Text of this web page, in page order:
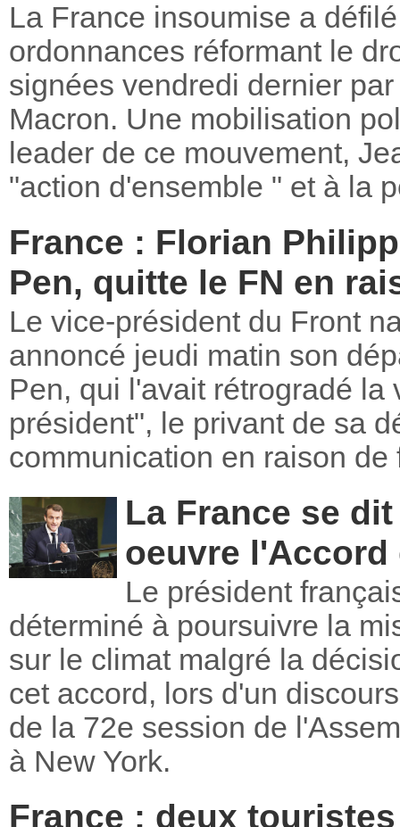
La France insoumise a
ordonnances réformant le
signées vendredi dernier
Macron. Une mobilisation
leader de ce mouvement,
"action d'ensemble " et à la
France : Florian
Pen, quitte le FN en
Le vice-président du Front
annoncé jeudi matin son
Pen, qui l'avait rétrogradé
président", le privant de sa
communication en raison
La France se
oeuvre
Le président
déterminé à poursuivre la
sur le climat malgré la
cet accord, lors d'un
de la 72e session de
à New York.
France : deux